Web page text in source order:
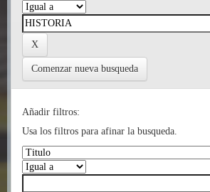
Comenzar nueva busqueda
Añadir filtros:
Usa los filtros para afinar la busqueda.